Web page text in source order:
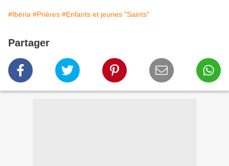
#Iberia #Prières #Enfants et jeunes "Saints"
Partager